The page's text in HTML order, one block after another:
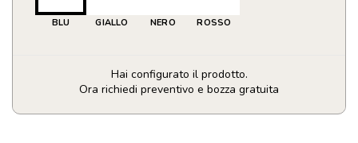
BLU GIALLO NERO ROSSO
Hai configurato il prodotto.
Ora richiedi preventivo e bozza gratuita
Taglierino